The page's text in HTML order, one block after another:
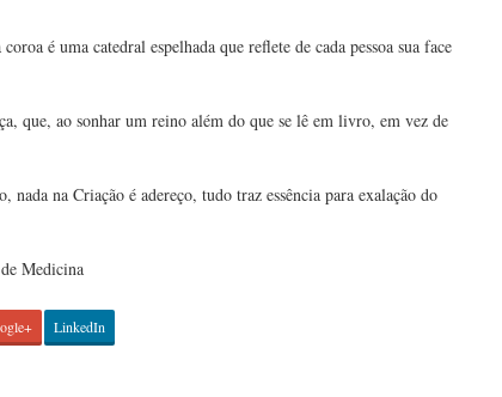
é uma catedral espelhada que reflete de cada pessoa sua face
que, ao sonhar um reino além do que se lê em livro, em vez de
na Criação é adereço, tudo traz essência para exalação do
Medicina
LinkedIn